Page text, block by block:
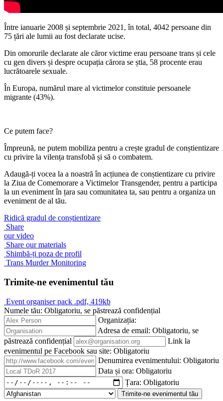
Între ianuarie 2008 și septembrie 2021, în total, 4042 persoane din
75 țări ale lumii au fost declarate ucise.
Din omorurile declarate ale căror victime erau persoane trans și cele
cu gen divers și despre ocupația cărora se știa, 58 procente erau
lucrătoarele sexuale.
În Europa, numărul mare al victimelor constituie persoanele
migrante (43%).
Ce putem face?
Împreună, ne putem mobiliza pentru a crește gradul de conștientizare
cu privire la vilența transfobă și să o combatem.
Adaugă-ți vocea la a noastră în acțiunea de conștientizare cu privire
la Ziua de Comemorare a Victimelor Transgender, pentru a participa
la un eveniment în țara sau comunitatea ta, sau pentru a organiza un
eveniment de al tău.
Ridică gradul de conștientizare
Share
our video
Share our materials
Shimbă-ți poza de profil
Trans Murder Monitoring
Trimite-ne evenimentul tău
Event organiser pack .pdf, 419kb
Numele tău: Obligatoriu, se păstrează confidențial
Organizația:
Adresa de email: Obligatoriu, se
păstrează confidențial
Link la
evenimentul pe Facebook sau site: Obligatoriu
Denumirea evenimentului: Obligatoriu
Data și ora: Obligatoriu
Țara: Obligatoriu
Trimite-ne evenimentul tău